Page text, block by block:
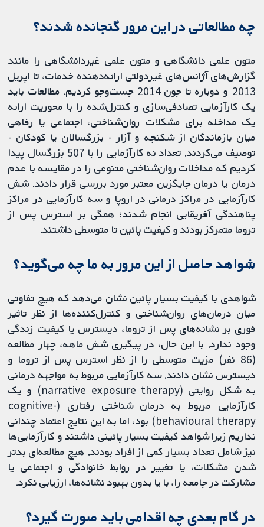
چه مطالعاتی در این مرور گنجانده شدند؟
متون علمی دانشگاهی و متون علمی غیردانشگاهی را مانند
گزارش‌های آژانس‌های غیردولتی ارائه‌دهنده خدمات، تا اپریل
2013 و دوباره تا جون 2014 جست‌وجو کردیم. مطالعات باید
یک کارآزمایی تصادفی‌سازی و کنترل‌شده را با محوریت ارائه
یک مداخله برای مشکلات روان‌شناختی، اجتماعی یا رفاهی
میان بازماندگان از شکنجه و آزار - بزرگسالان یا کودکان -
توصیف می‌کردند. تعداد نه کارآزمایی را با 507 بزرگسال پیدا
کردیم که مداخلات روان‌شناختی متنوعی را در مقایسه با عدم
درمان یا درمان جایگزین معتبر مورد بررسی قرار دادند. شش
کارآزمایی در مراکز درمانی در اروپا و سه کارآزمایی در مراکز
پناهندگی آفریقایی انجام شدند؛ همگی بر استرس پس از
تروما متمرکز بودند و کیفیت پائین تا متوسطی ​​داشتند.
شواهد حاصل از این مرور به ما چه می‌گوید؟
شواهدی با کیفیت بسیار پائین نشان می‌دهد که هیچ تفاوتی
میان درمان‌های روان‌شناختی و کنترل‌کننده‌ها از نظر تاثیر
فوری بر نشانه‌های پس از تروما، دیسترس یا کیفیت زندگی
وجود ندارد. با این حال، در پیگیری شش ماهه، چهار مطالعه
(86 نفر) مزیت متوسطی را از نظر استرس پس از تروما و
دیسترس نشان دادند. سه کارآزمایی مربوط به مواجهه درمانی
به شکل روایتی (narrative exposure therapy) و یک
کارآزمایی مربوط به درمان شناختی رفتاری (cognitive-
behavioural therapy) بود، اما به این نتایج اعتماد چندانی
نداریم زیرا شواهد کیفیت بسیار پائینی داشتند و کارآزمایی‌ها
نیز شامل تعداد بسیار کمی از افراد بودند. هیچ مطالعه‌ای بدتر
شدن مشکلات، یا تغییر در روابط خانوادگی و اجتماعی یا
مشارکت در جامعه را، با یا بدون بهبود نشانه‌ها، ارزیابی نکرد.
در گام بعدی چه اقدامی باید صورت گیرد؟